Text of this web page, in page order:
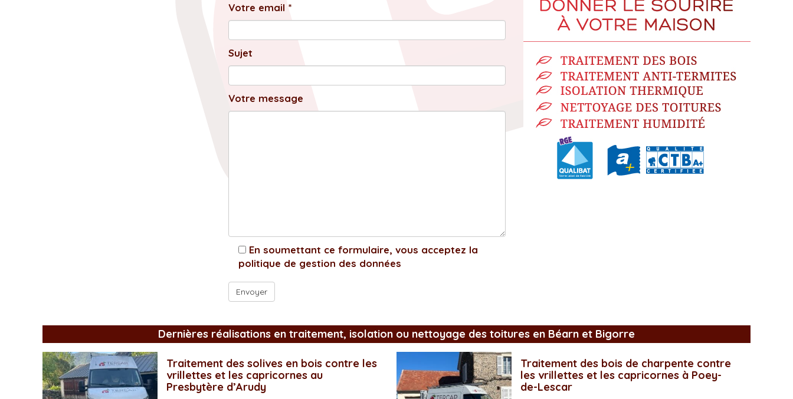
Votre email *
Sujet
Votre message
En soumettant ce formulaire, vous acceptez la
politique de gestion des données
Dernières réalisations en traitement, isolation ou nettoyage des toitures en Béarn et Bigorre
Traitement des solives en bois contre les
vrillettes et les capricornes au
Presbytère d’Arudy
Traitement des bois de charpente contre
les vrillettes et les capricornes à Poey-
de-Lescar